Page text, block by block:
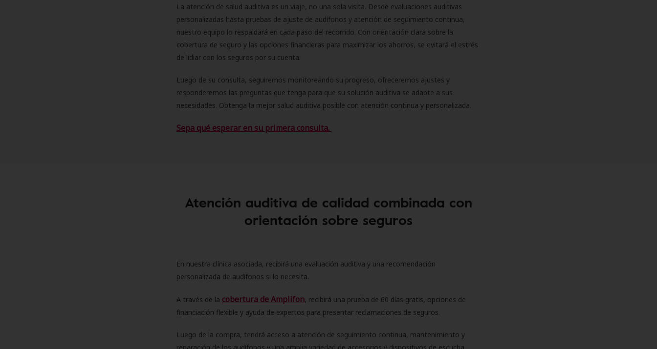
La atención de salud auditiva es un viaje, no una sola visita. Desde evaluaciones auditivas
personalizadas hasta pruebas de ajuste de audífonos y atención de seguimiento continua,
nuestro equipo lo respaldará en cada paso del recorrido. Con orientación clara sobre la
cobertura de seguro y las opciones financieras para maximizar los ahorros, se evitará el estrés
de lidiar con los seguros por su cuenta.
Luego de su consulta, seguiremos monitoreando su progreso, ofreceremos ajustes y
responderemos las preguntas que tenga para que su solución auditiva se adapte a sus
necesidades. Obtenga la mejor salud auditiva posible con atención continua y personalizada.
Sepa qué esperar en su primera consulta.
Atención auditiva de calidad combinada con
orientación sobre seguros
En nuestra clínica asociada, recibirá una evaluación auditiva y una recomendación
personalizada de audífonos si lo necesita.
A través de la cobertura de Amplifon, recibirá una prueba de 60 días gratis, opciones de
financiación flexible y ayuda de expertos para presentar reclamaciones de seguros.
Luego de la compra, tendrá acceso a atención de seguimiento continua, mantenimiento y